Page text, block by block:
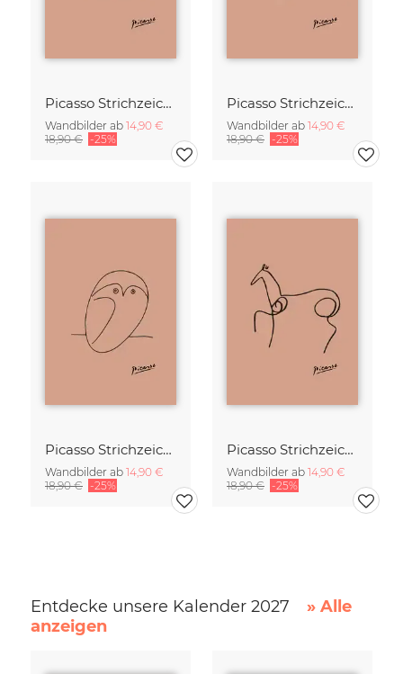
Picasso Strichzeichnung - Schmetterling Terracotta
Wandbilder ab 14,90 €
18,90 € -25%
Picasso Strichzeichnung - Wildschwein Terracotta
Wandbilder ab 14,90 €
18,90 € -25%
Picasso Strichzeichnung - Eule Terracotta
Wandbilder ab 14,90 €
18,90 € -25%
Picasso Strichzeichnung - Pferd Terracotta
Wandbilder ab 14,90 €
18,90 € -25%
Entdecke unsere Kalender 2027
» Alle
anzeigen